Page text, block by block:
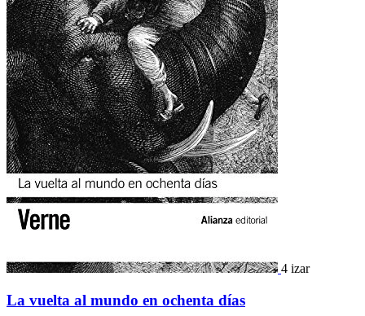
4 izar
La vuelta al mundo en ochenta días